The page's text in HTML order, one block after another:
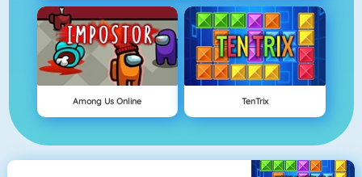
Among Us Online TenTrix